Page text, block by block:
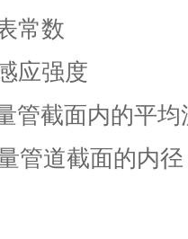
常数
应强度
管截面内的平均
管道截面的内径